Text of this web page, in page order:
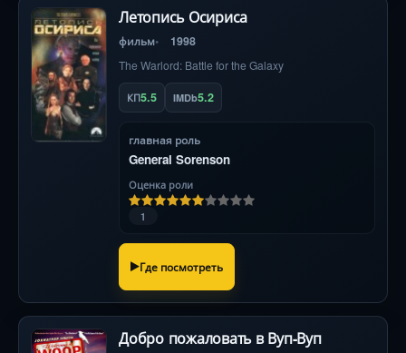
Летопись Осириса
фильм 1998
The Warlord: Battle for the Galaxy
КП5.5 IMDb5.2
главная роль
General Sorenson
Оценка роли
1
Где посмотреть
Добро пожаловать в Вуп-Вуп